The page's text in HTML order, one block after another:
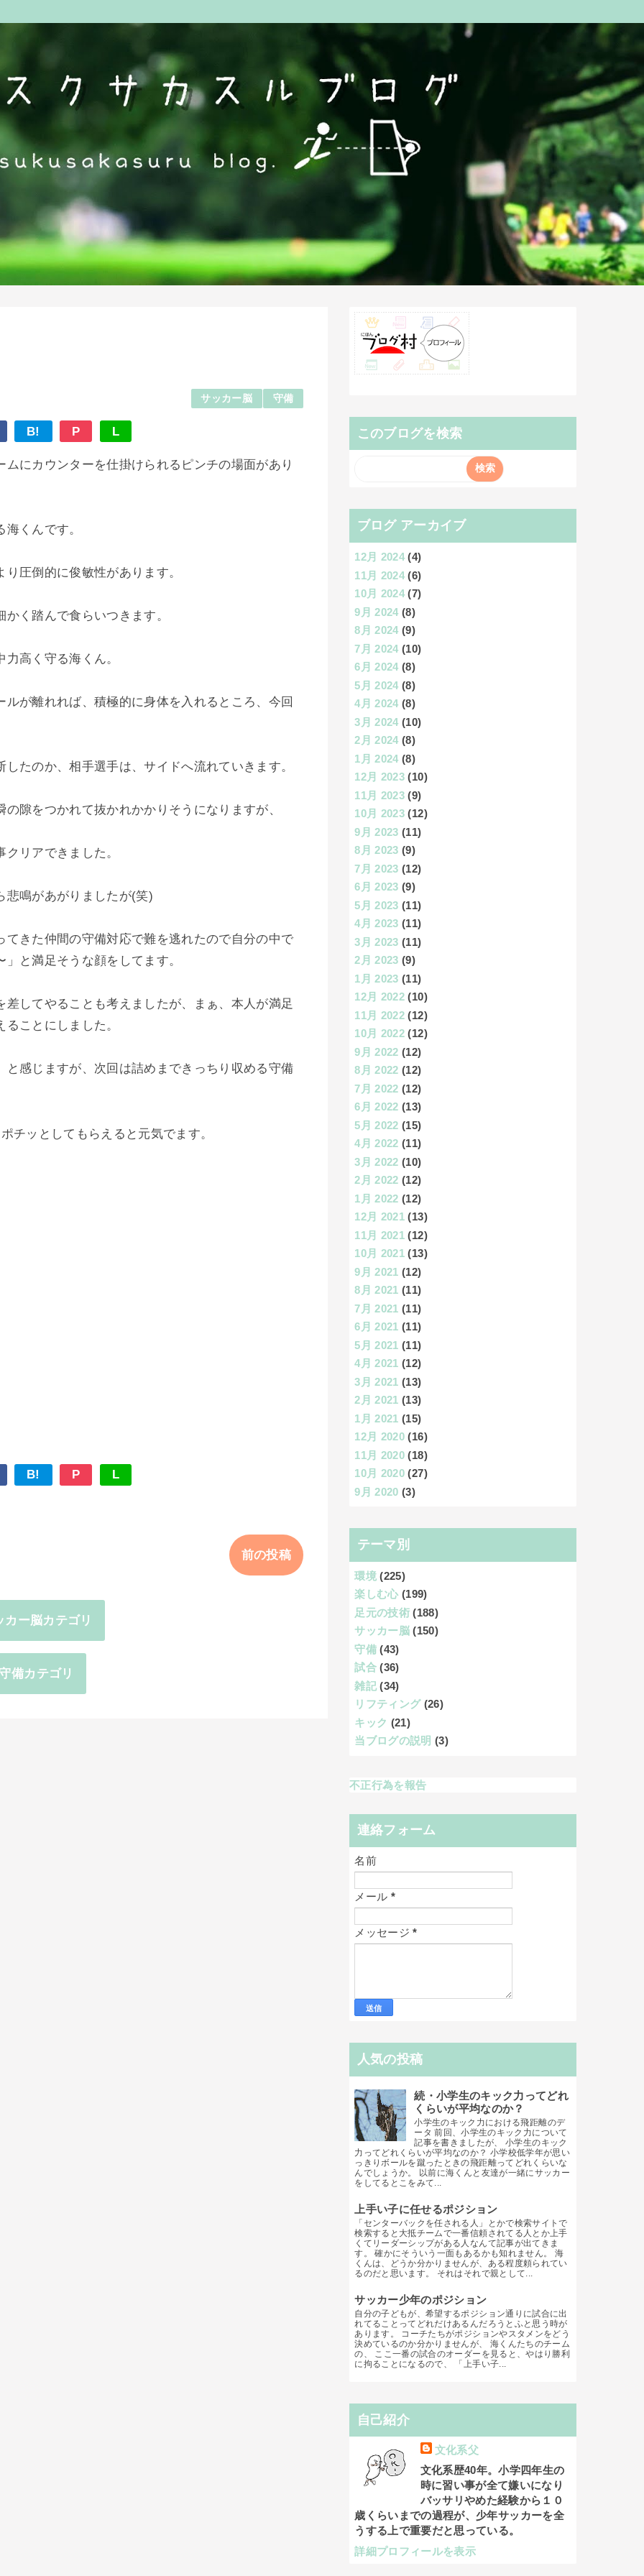
サッカー脳 守備
B! P L
にカウンターを仕掛けられるピンチの場面があり
くんです。
圧倒的に俊敏性があります。
く踏んで食らいつきます。
高く守る海くん。
が離れれば、積極的に身体を入れるところ、今回
たのか、相手選手は、サイドへ流れていきます。
隙をつかれて抜かれかかりそうになりますが、
リアできました。
悲鳴があがりましたが(笑)
きた仲間の守備対応で難を逃れたので自分の中で
と満足そうな顔をしてます。
してやることも考えましたが、まぁ、本人が満足
ことにしました。
感じますが、次回は詰めまできっちり収める守備
ッとしてもらえると元気でます。
B! P L
前の投稿
カー脳カテゴリ
備カテゴリ
このブログを検索
ブログ アーカイブ
12月 2024 (4)
11月 2024 (6)
10月 2024 (7)
9月 2024 (8)
8月 2024 (9)
7月 2024 (10)
6月 2024 (8)
5月 2024 (8)
4月 2024 (8)
3月 2024 (10)
2月 2024 (8)
1月 2024 (8)
12月 2023 (10)
11月 2023 (9)
10月 2023 (12)
9月 2023 (11)
8月 2023 (9)
7月 2023 (12)
6月 2023 (9)
5月 2023 (11)
4月 2023 (11)
3月 2023 (11)
2月 2023 (9)
1月 2023 (11)
12月 2022 (10)
11月 2022 (12)
10月 2022 (12)
9月 2022 (12)
8月 2022 (12)
7月 2022 (12)
6月 2022 (13)
5月 2022 (15)
4月 2022 (11)
3月 2022 (10)
2月 2022 (12)
1月 2022 (12)
12月 2021 (13)
11月 2021 (12)
10月 2021 (13)
9月 2021 (12)
8月 2021 (11)
7月 2021 (11)
6月 2021 (11)
5月 2021 (11)
4月 2021 (12)
3月 2021 (13)
2月 2021 (13)
1月 2021 (15)
12月 2020 (16)
11月 2020 (18)
10月 2020 (27)
9月 2020 (3)
テーマ別
環境 (225)
楽しむ心 (199)
足元の技術 (188)
サッカー脳 (150)
守備 (43)
試合 (36)
雑記 (34)
リフティング (26)
キック (21)
当ブログの説明 (3)
不正行為を報告
連絡フォーム
名前
メール *
メッセージ*
人気の投稿
続・小学生のキック力ってどれ
くらいが平均なのか？
小学生のキック力における飛距離のデ
ータ 前回、小学生のキック力について
記事を書きましたが、 小学生のキック
力ってどれくらいが平均なのか？ 小学校低学年が思い
っきりボールを蹴ったときの飛距離ってどれくらいな
んでしょうか。 以前に海くんと友達が一緒にサッカー
をしてるとこをみて...
上手い子に任せるポジション
「センターバックを任される人」とかで検索サイトで
検索すると大抵チームで一番信頼されてる人とか上手
くてリーダーシップがある人なんて記事が出てきま
す。 確かにそういう一面もあるかも知れません。 海
くんは、どうか分かりませんが、ある程度頼られてい
るのだと思います。 それはそれで親として...
サッカー少年のポジション
自分の子どもが、希望するポジション通りに試合に出
れてることってどれだけあるんだろうとふと思う時が
あります。 コーチたちがポジションやスタメンをどう
決めているのか分かりませんが、 海くんたちのチーム
の、 ここ一番の試合のオーダーを見ると、やはり勝利
に拘ることになるので、 「上手い子...
自己紹介
文化系父
文化系歴40年。小学四年生の
時に習い事が全て嫌いになり
バッサリやめた経験から１０
歳くらいまでの過程が、少年サッカーを全
うする上で重要だと思っている。
詳細プロフィールを表示